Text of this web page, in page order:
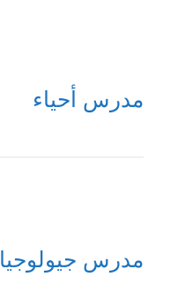
مدرس أحياء
مدرس جيولوجيا